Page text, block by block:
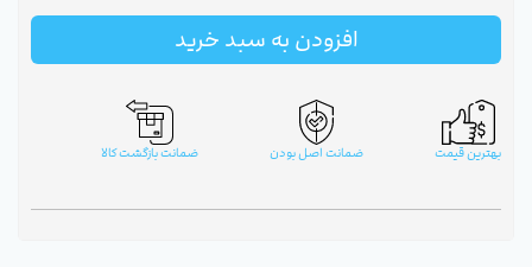
افزودن به سبد خرید
بهترین قیمت ضمانت اصل بودن ضمانت بازگشت کالا